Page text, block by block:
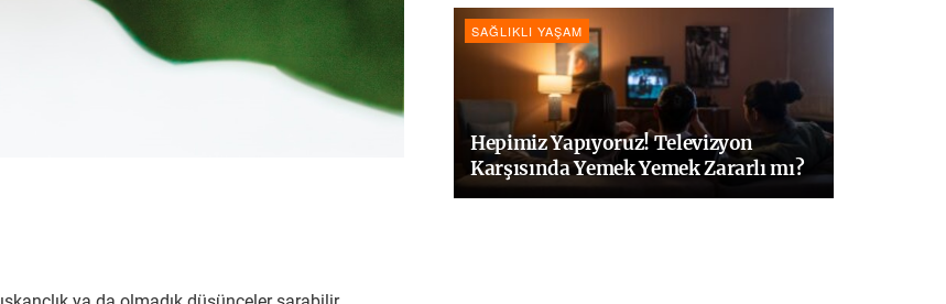
SAĞLIKLI YAŞAM
Hepimiz Yapıyoruz! Televizyon
Karşısında Yemek Yemek Zararlı mı?